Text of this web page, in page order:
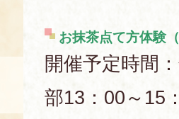
使用料・お
展示見学
お抹茶点て方体験
開催予定時間
部13：00～15